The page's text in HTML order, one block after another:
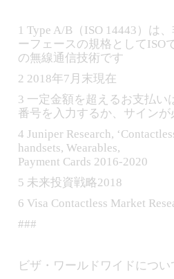
1 Type A/B（ISO 14443）は
ーフェースの規格としてISO
の無線通信技術です
2 2018年7月末現在
3 一定金額を超えるお支払い
番号を入力するか、サイン
4 Juniper Research,
handsets, Wearables,
Payment Cards 2016-2020
5 未来投資戦略2018
6 Visa Contactless Market
###
ビザ・ワールドワイドについ